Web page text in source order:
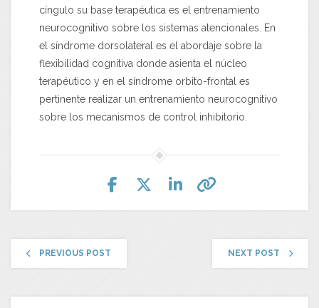
cíngulo su base terapéutica es el entrenamiento
neurocognitivo sobre los sistemas atencionales. En
el síndrome dorsolateral es el abordaje sobre la
flexibilidad cognitiva donde asienta el núcleo
terapéutico y en el síndrome orbito-frontal es
pertinente realizar un entrenamiento neurocognitivo
sobre los mecanismos de control inhibitorio.
PREVIOUS POST NEXT POST